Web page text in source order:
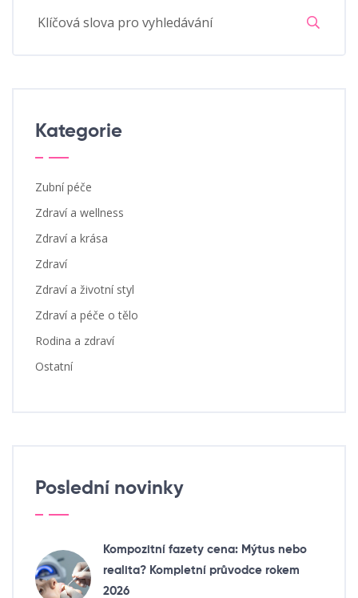
Kategorie
Zubní péče
Zdraví a wellness
Zdraví a krása
Zdraví
Zdraví a životní styl
Zdraví a péče o tělo
Rodina a zdraví
Ostatní
Poslední novinky
Kompozitní fazety cena: Mýtus nebo
realita? Kompletní průvodce rokem
2026